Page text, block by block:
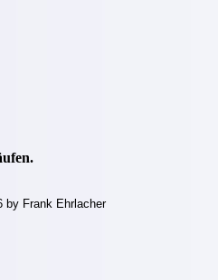
by Frank Ehrlacher